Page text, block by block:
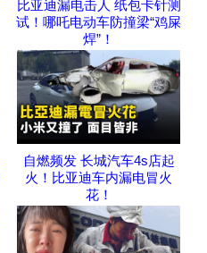
比亚迪漏电击人 纸包卡针测
试！哪吒电动车防撞梁“鸡屎
焊”！
自燃频发 长城汽车4s店起
火！比亚迪车内漏电冒火
花！